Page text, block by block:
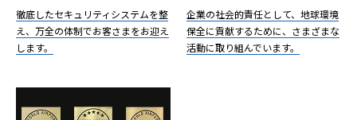
徹底したセキュリティシステムを整
え、万全の体制でお客さまをお迎え
します。
企業の社会的責任として、地球環境
保全に貢献するために、さまざまな
活動に取り組んでいます。